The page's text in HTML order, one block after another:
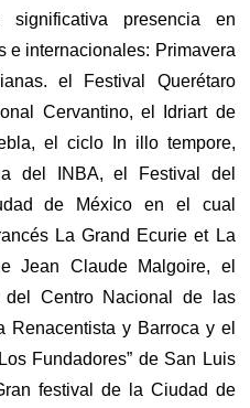
presencia en
e internacionales: Primavera
el Festival Querétaro
Cervantino, el Idriart de
el ciclo In illo tempore,
del INBA, el Festival del
de México en el cual
La Grand Ecurie et La
Jean Claude Malgoire, el
del Centro Nacional de las
Renacentista y Barroca y el
Fundadores” de San Luis
festival de la Ciudad de